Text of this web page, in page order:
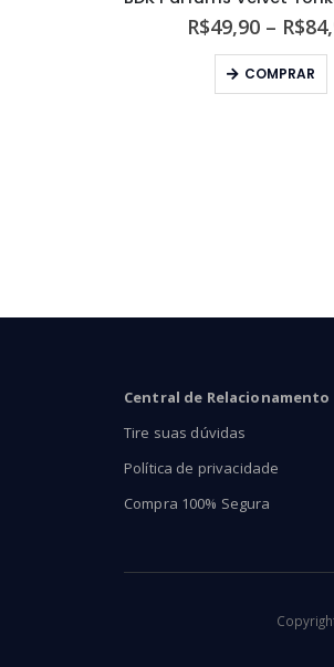
R$49,90 – R$
COMPRAR
Este
Central de Relacionamento
Tire suas dúvidas
Política de privacidade
Compra 100% Segura